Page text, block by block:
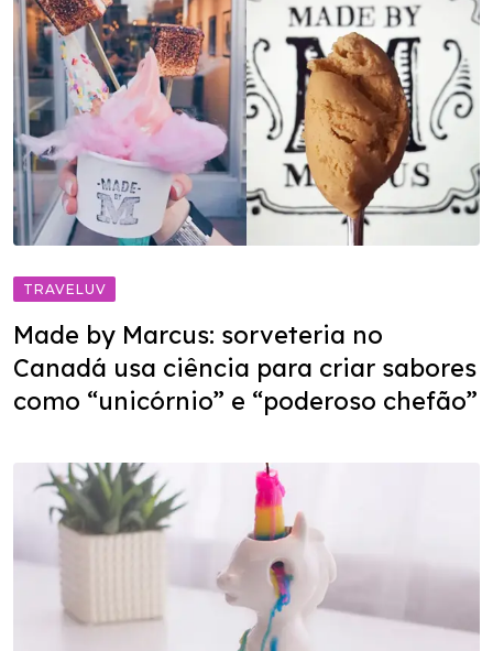
TRAVELUV
Made by Marcus: sorveteria no
Canadá usa ciência para criar sabores
como “unicórnio” e “poderoso chefão”